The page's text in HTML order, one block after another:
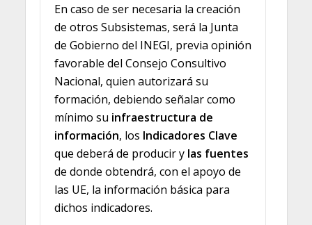
En caso de ser necesaria la creación
de otros Subsistemas, será la Junta
de Gobierno del INEGI, previa opinión
favorable del Consejo Consultivo
Nacional, quien autorizará su
formación, debiendo señalar como
mínimo su infraestructura de
información, los Indicadores Clave
que deberá de producir ylas fuentes
de donde obtendrá, con el apoyo de
las UE, la información básica para
dichos indicadores.